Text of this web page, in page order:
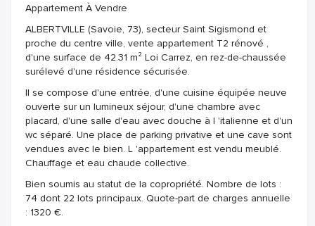
Appartement À Vendre
ALBERTVILLE (Savoie, 73), secteur Saint Sigismond et
proche du centre ville, vente appartement T2 rénové ,
d'une surface de 42.31 m² Loi Carrez, en rez-de-chaussée
surélevé d'une résidence sécurisée.
Il se compose d'une entrée, d'une cuisine équipée neuve
ouverte sur un lumineux séjour, d'une chambre avec
placard, d'une salle d'eau avec douche à l 'italienne et d'un
wc séparé. Une place de parking privative et une cave sont
vendues avec le bien. L 'appartement est vendu meublé.
Chauffage et eau chaude collective.
Bien soumis au statut de la copropriété. Nombre de lots :
74 dont 22 lots principaux. Quote-part de charges annuelle
: 1320 €.